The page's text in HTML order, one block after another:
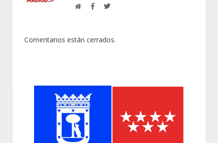
WebFacebookTwitter
Comentarios están cerrados.